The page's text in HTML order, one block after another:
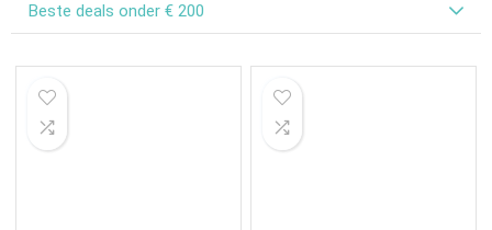
Beste deals onder € 200